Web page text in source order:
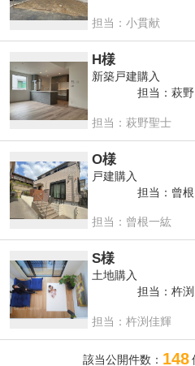
担当：小貫献
H様
新築戸建購入
担当：萩野
担当：萩野聖士
O様
戸建購入
担当：曾根
担当：曾根一紘
S様
土地購入
担当：杵渕
担当：杵渕佳輝
該当公開件数： 148